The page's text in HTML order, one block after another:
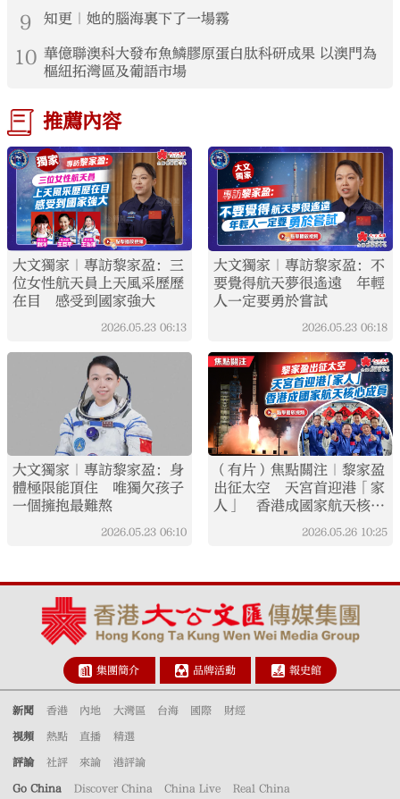
9 知更｜她的腦海裏下了一場霧
10 華億聯澳科大發布魚鱗膠原蛋白肽科研成果 以澳門為
樞紐拓灣區及葡語市場
推薦內容
大文獨家｜專訪黎家盈：三
位女性航天員上天風采歷歷
在目 感受到國家強大
2026.05.23 06:13
大文獨家｜專訪黎家盈：不
要覺得航天夢很遙遠 年輕
人一定要勇於嘗試
2026.05.23 06:18
大文獨家｜專訪黎家盈：身
體極限能頂住 唯獨欠孩子
一個擁抱最難熬
2026.05.23 06:10
（有片）焦點關注｜黎家盈
出征太空 天宮首迎港「家
人」 香港成國家航天核心
2026.05.26 10:25
集團簡介 品牌活動 報史館
新聞 香港 內地 大灣區 台海 國際 財經
視頻 熱點 直播 精選
評論 社評 來論 港評論
Go China Discover China China Live Real China